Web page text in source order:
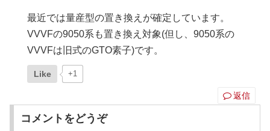
最近では量産型の置き換えが確定しています。
VVVFの9050系も置き換え対象(但し、9050系の
VVVFは旧式のGTO素子)です。
Like +1
返信
コメントをどうぞ